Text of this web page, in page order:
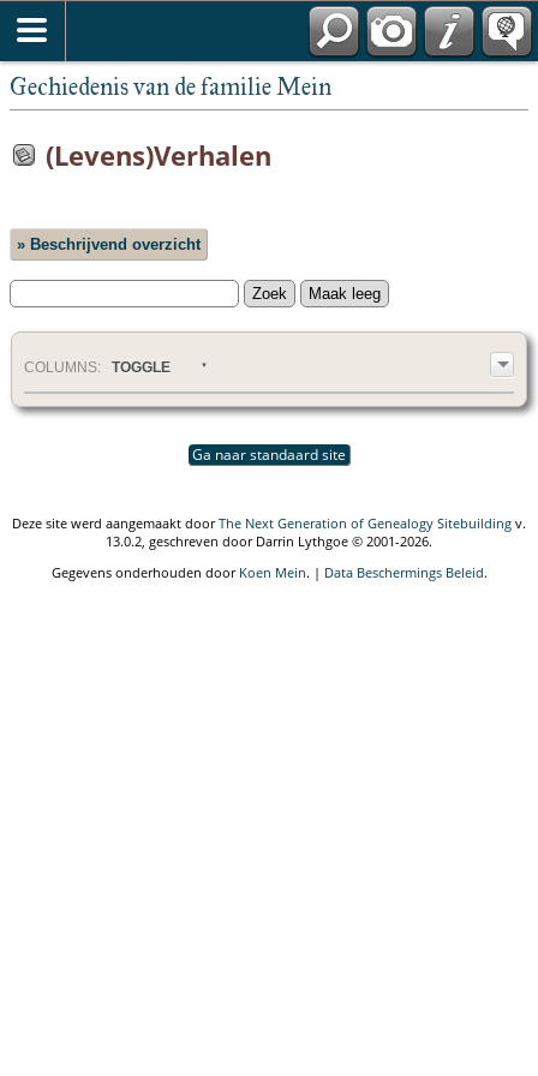
Gechiedenis van de familie Mein
(Levens)Verhalen
» Beschrijvend overzicht
COLUMN S: TOGGLE
Ga naar standaard site
Deze site werd aangemaakt doorThe Next Generation of Genealogy Sitebuilding v.
13.0.2, geschreven door Darrin Lythgoe © 2001-2026.
Gegevens onderhouden door Koen Mein. | Data Beschermings Beleid.